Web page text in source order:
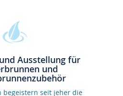
Ausstellung für
und
begeistern seit jeher die